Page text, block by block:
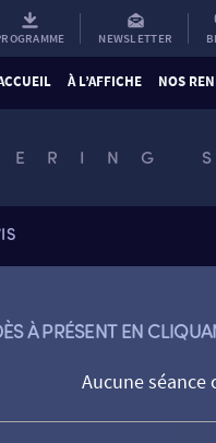
NEWSLETTER
À L’AFFICHE NOS
À PRÉSENT EN
Aucune séance